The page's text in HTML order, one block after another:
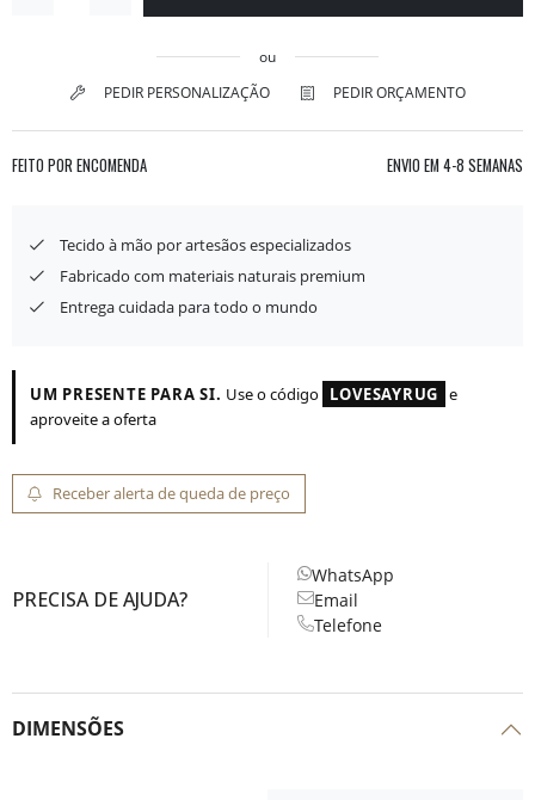
ou
PEDIR PERSONALIZAÇÃO
PEDIR ORÇAMENTO
FEITO POR ENCOMENDA ENVIO EM 4-8 SEMANAS
Tecido à mão por artesãos especializados
Fabricado com materiais naturais premium
Entrega cuidada para todo o mundo
UM PRESENTE PARA SI. Use o código LOVESAYRUG e
aproveite a oferta
Receber alerta de queda de preço
PRECISA DE AJUDA?
WhatsApp
Email
Telefone
DIMENSÕES